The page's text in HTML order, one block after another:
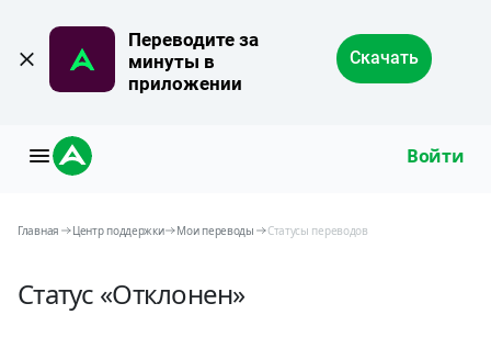
Переводите за
минуты в
приложении
Скачать
Войти
Главная Центр поддержки Мои переводы Статусы переводов
Статус «Отклонен»